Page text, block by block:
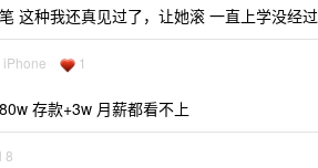
这种我还真见过了，让她滚 一直上学没经
1
存款+3w 月薪都看不上
8